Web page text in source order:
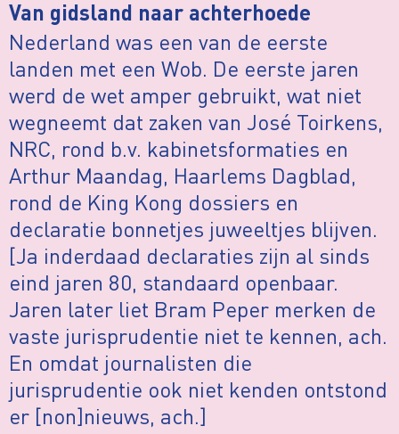
Van gidsland naar achterhoede
Nederland was een van de eerste
landen met een Wob. De eerste jaren
werd de wet amper gebruikt, wat niet
wegneemt dat zaken van José Toirkens,
NRC, rond b.v. kabinetsformaties en
Arthur Maandag, Haarlems Dagblad,
rond de King Kong dossiers en
declaratie bonnetjes juweeltjes blijven.
[Ja inderdaad declaraties zijn al sinds
eind jaren 80, standaard openbaar.
Jaren later liet Bram Peper merken de
vaste jurisprudentie niet te kennen, ach.
En omdat journalisten die
jurisprudentie ook niet kenden ontstond
er [non]nieuws, ach.]